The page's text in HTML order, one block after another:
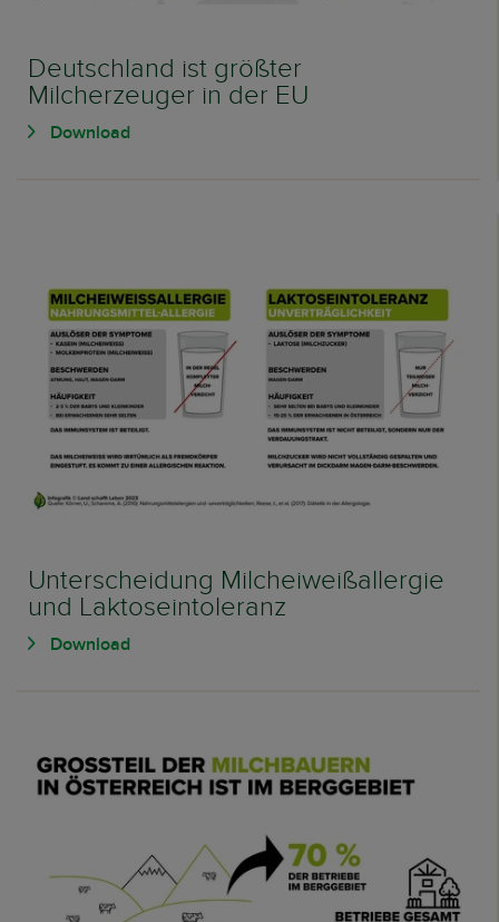
Deutschland ist größter
Milcherzeuger in der EU
Download
Unterscheidung Milcheiweißallergie
und Laktoseintoleranz
Download